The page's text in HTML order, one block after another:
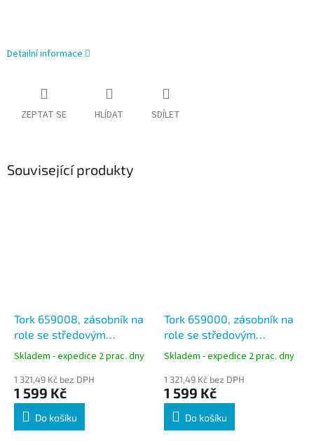
Detailní informace
ZEPTAT SE HLÍDAT SDÍLET
Související produkty
Tork 659008, zásobník na
role se středovým
odvíjením Červená/Černá,
systém M2
Skladem - expedice 2 prac. dny
1 321,49 Kč bez DPH
1 599 Kč
Do košíku
Tork 659000, zásobník na
role se středovým
odvíjením Bílá/Tyrkysová,
systém M2
Skladem - expedice 2 prac. dny
1 321,49 Kč bez DPH
1 599 Kč
Do košíku